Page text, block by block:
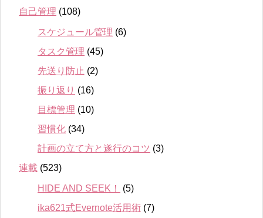
自己管理 (108)
スケジュール管理 (6)
タスク管理 (45)
先送り防止 (2)
振り返り (16)
目標管理 (10)
習慣化 (34)
計画の立て方と遂行のコツ (3)
連載 (523)
HIDE AND SEEK！
(5)
ika621式Evernote活用術 (7)